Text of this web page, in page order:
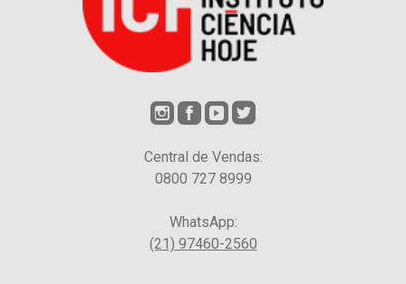
Central de Vendas:
0800 727 8999
WhatsApp:
(21) 97460-2560